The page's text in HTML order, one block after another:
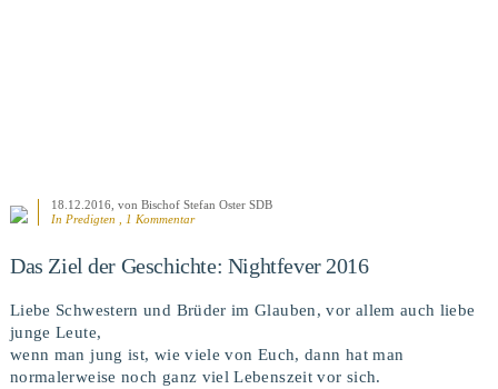
18.12.2016, von Bischof Stefan Oster SDB
In Predigten , 1 Kommentar
Das Ziel der Geschichte: Nightfever 2016
Liebe Schwestern und Brüder im Glauben, vor allem auch liebe
junge Leute,
wenn man jung ist, wie viele von Euch, dann hat man
normalerweise noch ganz viel Lebenszeit vor sich.